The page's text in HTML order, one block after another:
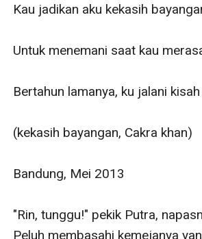
Kau jadikan aku kekasih
Untuk menemani saat kau
Bertahun lamanya, ku jalani
(kekasih bayangan, Cakra khan)
Bandung, Mei 2013
"Rin, tunggu!" pekik Putra,
Peluh membasahi kemejanya